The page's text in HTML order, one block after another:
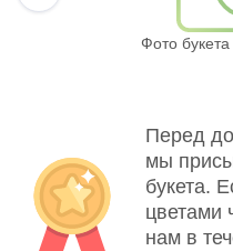
Фото
Перед
мы
букета.
цветами
нам в